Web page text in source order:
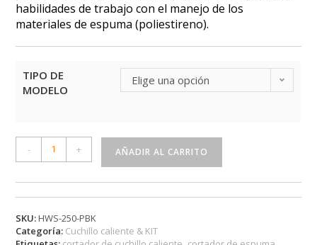
habilidades de trabajo con el manejo de los
materiales de espuma (poliestireno).
TIPO DE
MODELO
Elige una opción
- + AÑADIR AL CARRITO
e
r
SKU:HWS-250-PBK
Categoría: Сuchillo caliente & KIT